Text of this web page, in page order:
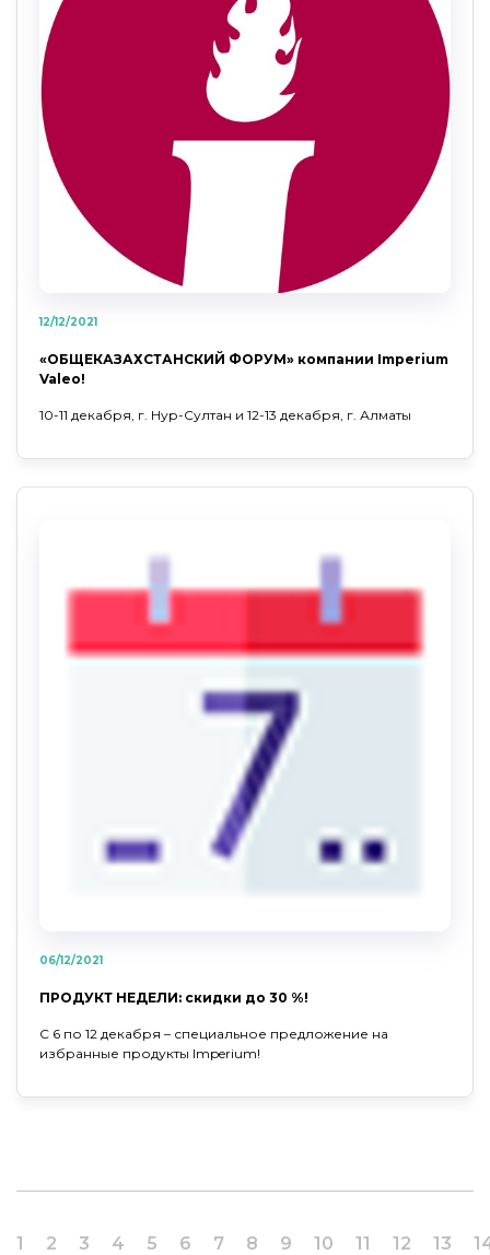
12/12/2021
«ОБЩЕКАЗАХСТАНСКИЙ ФОРУМ» компании Imperium
Valeo!
10-11 декабря, г. Нур-Султан и 12-13 декабря, г. Алматы
06/12/2021
ПРОДУКТ НЕДЕЛИ: скидки до 30 %!
С 6 по 12 декабря – специальное предложение на
избранные продукты Imperium!
1 2 3 4 5 6 7 8 9 10 11 12 13